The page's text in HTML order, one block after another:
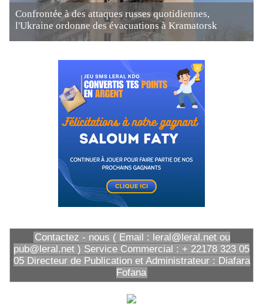
Confrontée à des attaques russes quotidiennes,
l'Ukraine ordonne des évacuations à Kramatorsk
Contactez - nous ( Email : leral@leral.net ou
pub@leral.net ) Service Commercial : + 22178 323 05
05 Directeur de Publication et Administrateur : Diafara
Fofana